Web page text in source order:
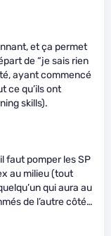
et ça permet
de “je sais rien
ayant commencé
ce qu’ils ont
skills).
faut pomper les SP
au milieu (tout
qui aura au
de l’autre côté…